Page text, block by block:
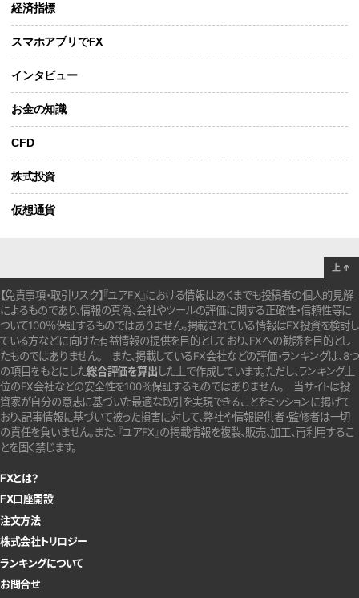
経済指標
スマホアプリでFX
インタビュー
お金の知識
CFD
株式投資
仮想通貨
【免責事項・取引リスク】『ユアFX』における情報はあくまでも投稿者の個人的見解
によるものであり、情報の真偽、会社やツールの評価に関する正確性・信頼性等に
ついて100％保証するものではありません。掲載されている情報はFX投資を検討し
ている方などに向けた有益情報の提供を目的としており、FXへの勧誘を目的とし
たものではありません。 また、掲載しているFX会社などの評価・ランキングは、8つ
の項目をもとにした総合評価を算出 した上で作成しています。ただし、ランキング上
位のFX会社などの安全性を100％保証するものではありません。
当サイトは投
資家が自分の意志に基づいた最適な取引を実現できることをミッションに掲げて
おり、記事情報に基づいて被った損害に対して、弊社や情報提供者・監修者は一切
の責任を負いません。また、『ユアFX』の掲載情報を複製、販売、加工、再利用するこ
とを固く禁じます。
FXとは？
FX口座開設
注文方法
株式会社トリロジー
ランキングについて
お問合せ
上 ↑